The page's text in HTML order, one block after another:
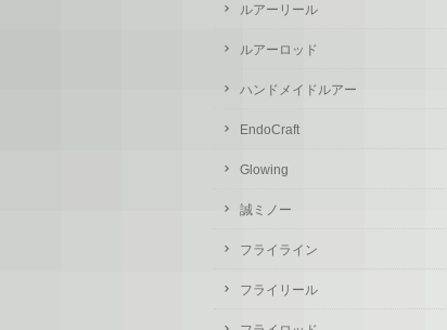
ルアーリール
ルアーロッド
ハンドメイドルアー
EndoCraft
Glowing
誠ミノー
フライライン
フライリール